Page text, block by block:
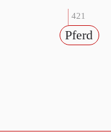
421
Pferd